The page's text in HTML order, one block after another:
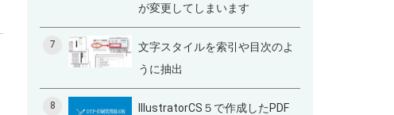
が変更してしまいます
7
文字スタイルを索引や目次のよ
うに抽出
8
IllustratorCS５で作成したPDF